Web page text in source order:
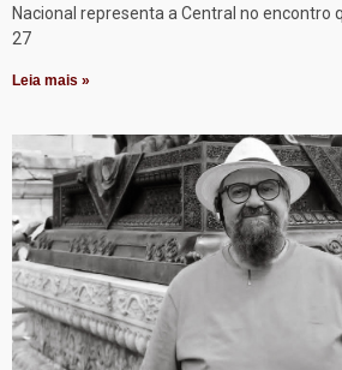
Nacional representa a Central no encontro
27
Leia mais »